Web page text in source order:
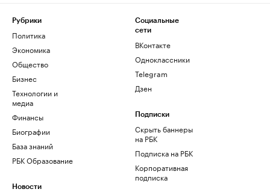
Рубрики
Политика
Экономика
Общество
Бизнес
Технологии и
медиа
Финансы
Биографии
База знаний
РБК Образование
Новости
Социальные
сети
ВКонтакте
Одноклассники
Telegram
Дзен
Подписки
Скрыть баннеры
на РБК
Подписка на РБК
Корпоративная
подписка